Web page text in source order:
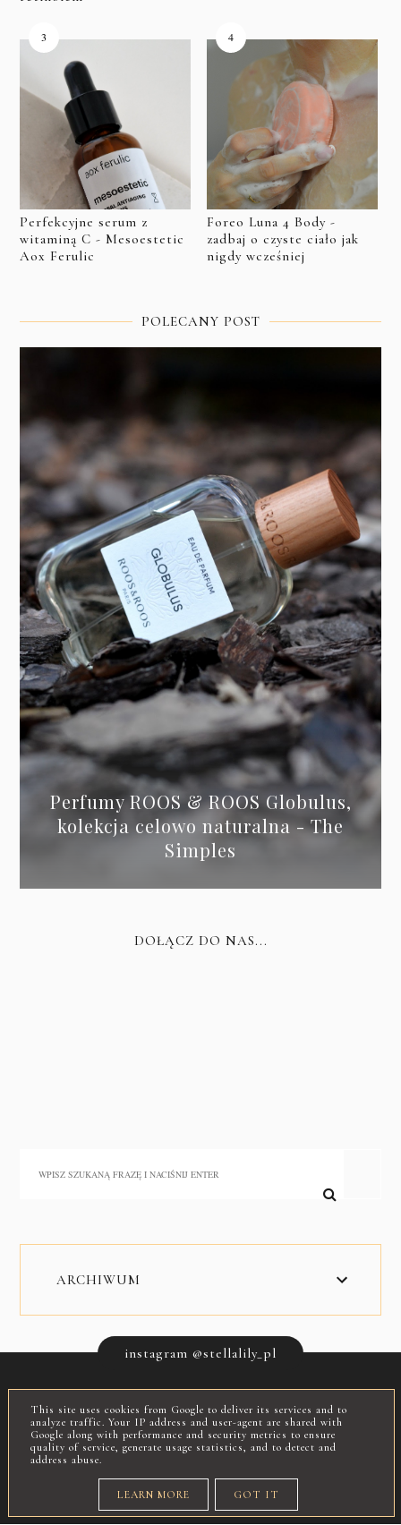
Perfekcyjne serum z
witaminą C - Mesoestetic
Aox Ferulic
Foreo Luna 4 Body -
zadbaj o czyste ciało jak
nigdy wcześniej
POLECANY POST
Perfumy ROOS & ROOS Globulus,
kolekcja celowo naturalna - The
Simples
DOŁĄCZ DO NAS...
ARCHIWUM
instagram @stellalily_pl
INSTAGRAM FACEBOOK O MNIE
COPYRIGHT ©STELLALILY BEAUTY BLOG
BLOG DESIGN: KAROGRAFIA.PL
This site uses cookies from Google to deliver its services and to
analyze traffic. Your IP address and user-agent are shared with
Google along with performance and security metrics to ensure
quality of service, generate usage statistics, and to detect and
address abuse.
LEARN MORE GOT IT